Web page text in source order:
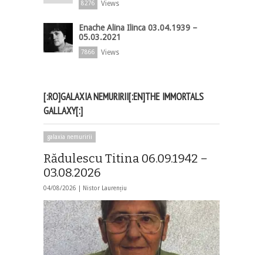
8276 Views
Enache Alina Ilinca 03.04.1939 –
05.03.2021
7866 Views
[:RO]GALAXIA NEMURIRII[:EN]THE IMMORTALS
GALLAXY[:]
galaxia nemuririi
Rădulescu Titina 06.09.1942 –
03.08.2026
04/08/2026 | Nistor Laurențiu